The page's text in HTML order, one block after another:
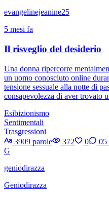
evangelinejeanine25
5 mesi fa
Il risveglio del desiderio
Una donna ripercorre
un uomo conosciuto online
tensione sessuale alla notte di
consapevolezza di aver trovato
Esibizionismo
Sentimentali
Trasgressioni
3909 parole
372 0 05
G
geniodirazza
Geniodirazza